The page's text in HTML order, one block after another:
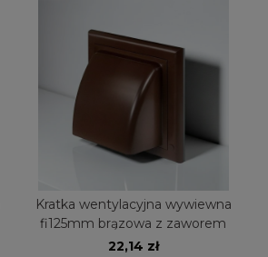
Kratka wentylacyjna wywiewna
fi125mm brązowa z zaworem
22,14 zł